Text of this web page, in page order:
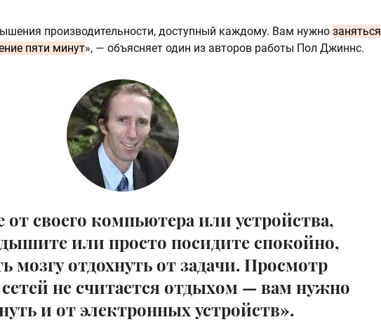
производительности, доступный каждому. Вам нужно заняться
пяти минут», — объясняет один из авторов работы Пол Джиннс.
своего компьютера или устройства,
или просто посидите спокойно,
мозгу отдохнуть от задачи. Просмотр
не считается отдыхом — вам нужно
и от электронных устройств».